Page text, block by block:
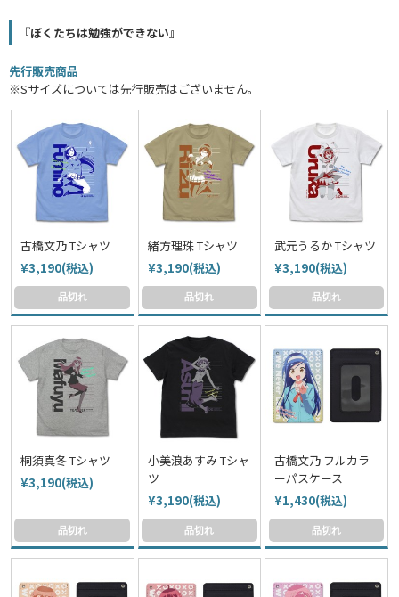
『ぼくたちは勉強ができない』
先行販売商品
※Sサイズについては先行販売はございません。
古橋文乃 Tシャツ
¥3,190(税込)
品切れ
緒方理珠 Tシャツ
¥3,190(税込)
品切れ
武元うるか Tシャツ
¥3,190(税込)
品切れ
桐須真冬 Tシャツ
¥3,190(税込)
品切れ
小美浪あすみ Tシャ
ツ
¥3,190(税込)
品切れ
古橋文乃 フルカラ
ーパスケース
¥1,430(税込)
品切れ